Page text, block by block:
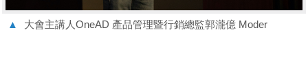
▲ 大會主講人OneAD 產品管理暨行銷總監郭瀧億 Moder